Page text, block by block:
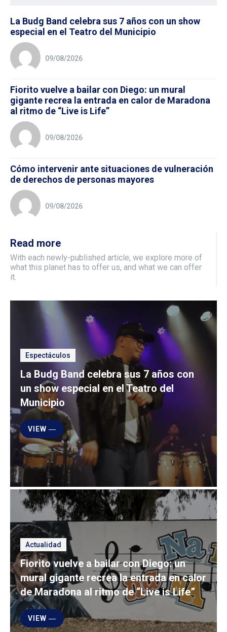
La Budg Band celebra sus 7 años con un show
especial en el Teatro del Municipio
09/08/2026
Fiorito vuelve a bailar con Diego: un mural
gigante recrea la entrada en calor de Maradona
al ritmo de “Live is Life”
09/08/2026
Cómo intervenir ante situaciones de vulneración
de derechos de personas mayores
09/08/2026
Read more
With each newly-published article, we explore more of
what this planet has to offer us, and what we can offer
it.
Espectáculos
La Budg Band celebra sus 7 años con
un show especial en el Teatro del
Municipio
VIEW ―
Actualidad
Fiorito vuelve a bailar con Diego: un
mural gigante recrea la entrada en calor
de Maradona al ritmo de “Live is Life”
VIEW ―